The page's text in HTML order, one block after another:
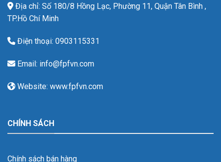
Địa chỉ: Số 180/8 Hồng Lạc, Phường 11, Quận Tân Bình ,
TP.Hồ Chí Minh
Điện thoại: 0903115331
Email: info@fpfvn.com
Website: www.fpfvn.com
CHÍNH SÁCH
Chính sách bán hàng